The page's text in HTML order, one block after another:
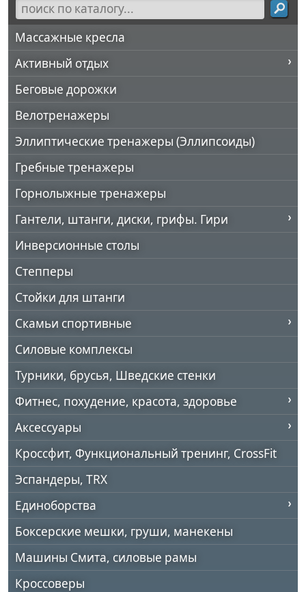
Массажные кресла
Активный отдых
Беговые дорожки
Велотренажеры
Эллиптические тренажеры (Эллипсоиды)
Гребные тренажеры
Горнолыжные тренажеры
Гантели, штанги, диски, грифы. Гири
Инверсионные столы
Степперы
Стойки для штанги
Скамьи спортивные
Силовые комплексы
Турники, брусья, Шведские стенки
Фитнес, похудение, красота, здоровье
Аксессуары
Кроссфит, Функциональный тренинг, CrossFit
Эспандеры, TRX
Единоборства
Боксерские мешки, груши, манекены
Машины Смита, силовые рамы
Кроссоверы